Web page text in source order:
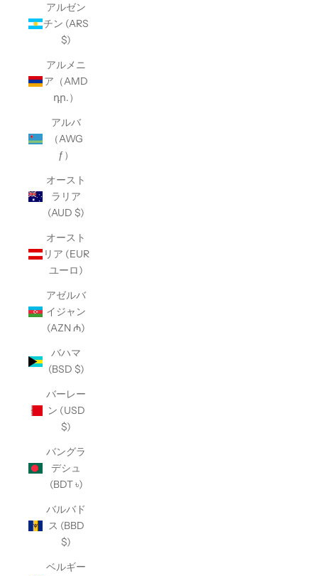
アルゼン
チン (ARS
$)
アルメニ
ア（AMD
դր.）
アルバ
（AWG
ƒ）
オースト
ラリア
(AUD $)
オースト
リア (EUR
ユーロ)
アゼルバ
イジャン
(AZN ₼)
バハマ
(BSD $)
バーレー
ン (USD
$)
バングラ
デシュ
(BDT ৳)
バルバド
ス (BBD
$)
ベルギー